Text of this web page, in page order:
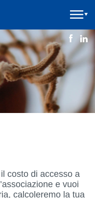
costo di accesso a
e vuoi
calcoleremo la tua